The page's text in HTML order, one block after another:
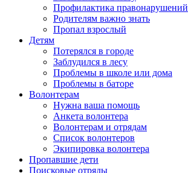
Профилактика правонарушений
Родителям важно знать
Пропал взрослый
Детям
Потерялся в городе
Заблудился в лесу
Проблемы в школе или дома
Проблемы в баторе
Волонтерам
Нужна ваша помощь
Анкета волонтера
Волонтерам и отрядам
Список волонтеров
Экипировка волонтера
Пропавшие дети
Поисковые отряды